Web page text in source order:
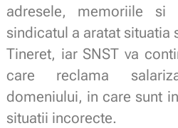
adresele, memoriile si
sindicatul a aratat situatia
Tineret, iar SNST va
care reclama
domeniului, in care sunt
situatii incorecte.